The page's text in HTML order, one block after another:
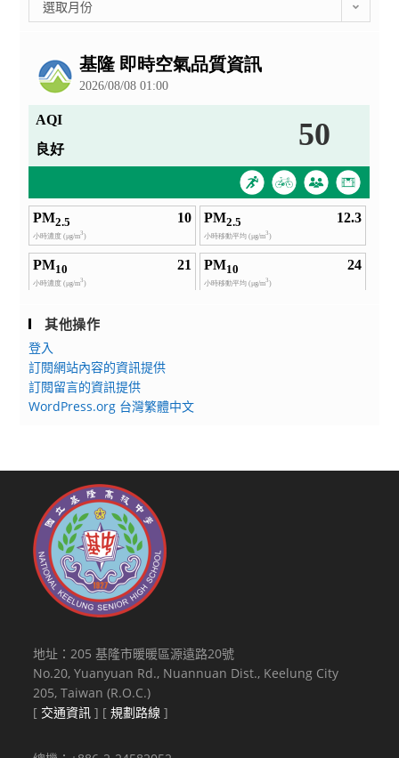
整
選取月份
其他操作
登入
訂閱網站內容的資訊提供
訂閱留言的資訊提供
WordPress.org 台灣繁體中文
地址：205 基隆市暖暖區源遠路20號
No.20, Yuanyuan Rd., Nuannuan Dist., Keelung City
205, Taiwan (R.O.C.)
[ 交通資訊 ] [規劃路線 ]